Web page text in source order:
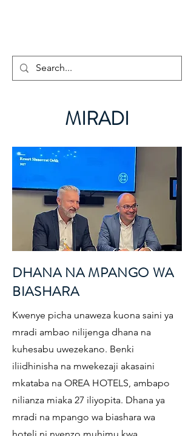
MIRADI
DHANA NA MPANGO WA
BIASHARA
Kwenye picha unaweza kuona saini ya
mradi ambao nilijenga dhana na
kuhesabu uwezekano. Benki
iliidhinisha na mwekezaji akasaini
mkataba na OREA HOTELS, ambapo
nilianza miaka 27 iliyopita. Dhana ya
mradi na mpango wa biashara wa